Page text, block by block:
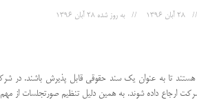
28 آبان 1396 به روز شده28 آبان 1396
تا به عنوان یک سند حقوقی قابل پذیرش باشند.
شرکت ارجاع داده شوند. به همین دلیل تنظیم صورتجلسات